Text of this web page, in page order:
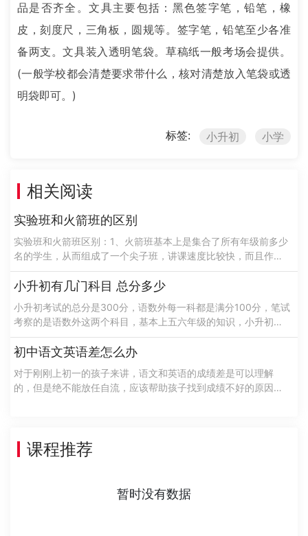
品是否齐全。文具主要包括：黑色签字笔，铅笔，橡
皮，刻度尺，三角板，圆规等。签字笔，铅笔至少各准
备两支。文具装入透明笔袋。草稿纸一般考场会提供。
(一般学校都会清楚要求带什么，核对清楚放入笔袋或透
明袋即可。)
标签: 小升初 小学
相关阅读
实验班和火箭班的区别
实验班和火箭班区别：1、火箭班基本上是集合了所有年级前多少
名的学生，从而组成了一个尖子班，讲课速度比较快，而且作业
量比较大，考试是比较频繁的，可以说火箭班是学校升学指标
的，希望老师配备的也都是教学经验......
小升初有几门科目 总分多少
小升初考试的总分是300分，语数外每一科都是满分100分，笔试
考察的是语数外这两个科目，基本上五六年级的知识，小升初考
试是由学校办公开组织的选拔性的考试一般是不稳定的和多样性
的，针对于这样特性在考试过......
初中语文英语差怎么办
对于刚刚上初一的孩子来讲，语文和英语的成绩差是可以理解
的，但是绝不能放任自流，应该帮助孩子找到成绩不好的原因，
课程推荐
暂时没有数据